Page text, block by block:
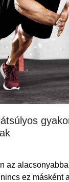
az
ez másként